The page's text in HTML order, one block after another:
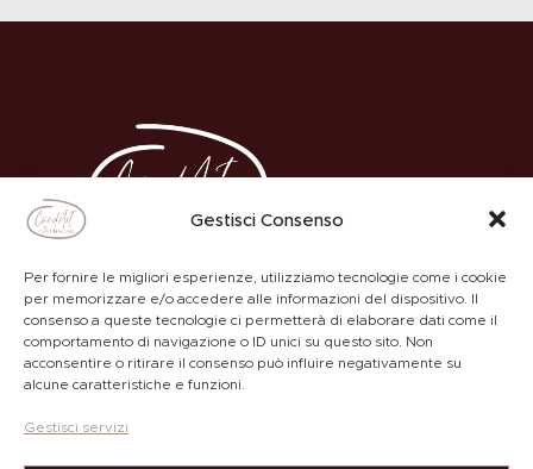
Gestisci Consenso
Per fornire le migliori esperienze, utilizziamo tecnologie come i cookie
per memorizzare e/o accedere alle informazioni del dispositivo. Il
consenso a queste tecnologie ci permetterà di elaborare dati come il
comportamento di navigazione o ID unici su questo sito. Non
acconsentire o ritirare il consenso può influire negativamente su
alcune caratteristiche e funzioni.
Gestisci servizi
ACADEMY PRIVACY POLICY